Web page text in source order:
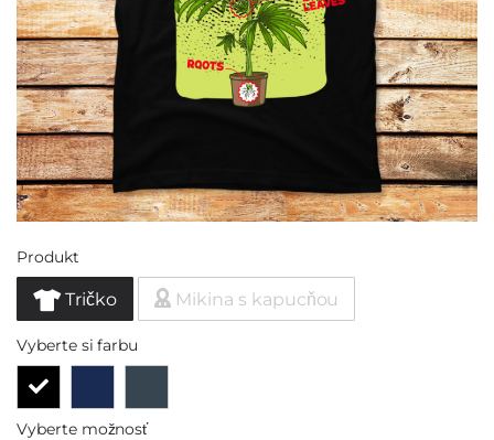
Produkt
Tričko Mikina s kapucňou
Vyberte si farbu
Vyberte možnosť